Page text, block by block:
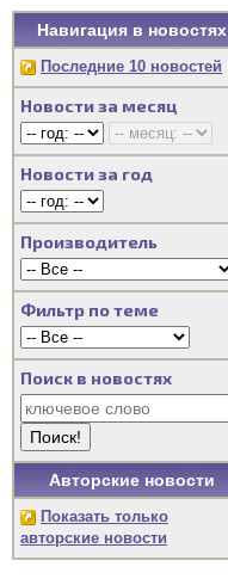
Навигация в новостях
Последние 10 новостей
Новости за месяц
Новости за год
Производитель
Фильтр по теме
Поиск в новостях
Авторские новости
Показать только
авторские новости